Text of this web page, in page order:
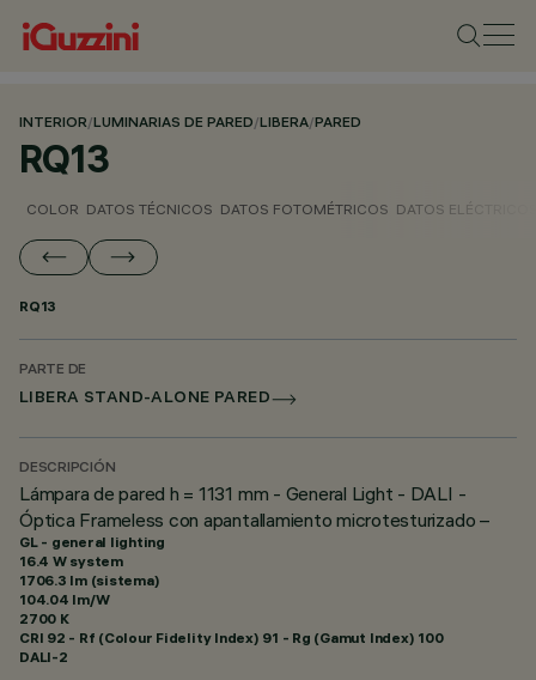
INTERIOR/LUMINARIAS DE PARED/LIBERA/PARED
RQ13
COLOR DATOS TÉCNICOS DATOS FOTOMÉTRICOS DATOS
RQ13
PARTE DE
LIBERA STAND-ALONE PARED
DESCRIPCIÓN
Lámpara de pared h = 1131 mm - General Light - DALI -
Óptica Frameless con apantallamiento microtesturizado –
GL - general lighting
16.4 W system
1706.3 lm (sistema)
104.04 lm/W
2700 K
CRI 92 - Rf (Colour Fidelity Index) 91 - Rg (Gamut Index) 100
DALI-2